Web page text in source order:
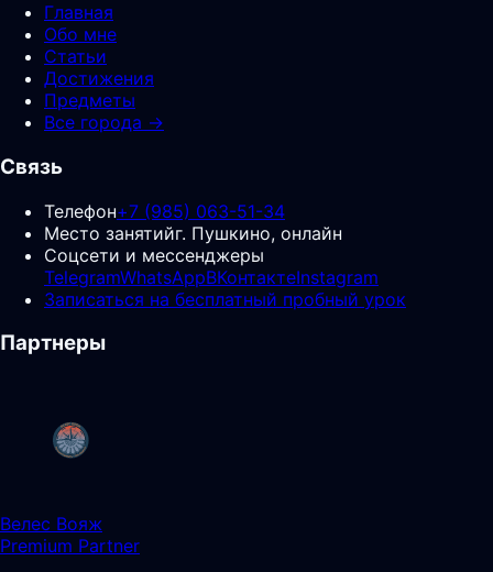
Главная
Обо мне
Статьи
Достижения
Предметы
Все города →
Связь
Телефон+7 (985) 063-51-34
Место занятийг. Пушкино, онлайн
Соцсети и мессенджеры
TelegramWhatsAppВКонтактеInstagram
Записаться на бесплатный пробный урок
Партнеры
Велес Вояж
Premium Partner